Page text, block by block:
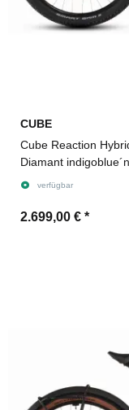
CUBE
Cube Reaction
Diamant
verfügbar
2.699,00 € *